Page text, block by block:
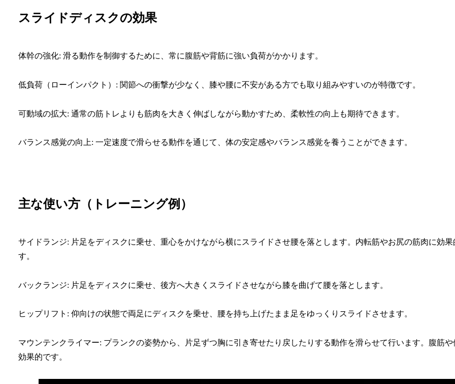
スライドディスクの効果
体幹の強化: 滑る動作を制御するために、常に腹筋や背筋に強い負荷がかかります。
低負荷（ローインパクト）: 関節への衝撃が少なく、膝や腰に不安がある方でも取り組みやすいのが特徴です。
可動域の拡大: 通常の筋トレよりも筋肉を大きく伸ばしながら動かすため、柔軟性の向上も期待できます。
バランス感覚の向上: 一定速度で滑らせる動作を通じて、体の安定感やバランス感覚を養うことができます。
主な使い方（トレーニング例）
サイドランジ: 片足をディスクに乗せ、重心をかけながら横にスライドさせ腰を落とします。内転筋やお尻の筋肉に効果
す。
バックランジ: 片足をディスクに乗せ、後方へ大きくスライドさせながら膝を曲げて腰を落とします。
ヒップリフト: 仰向けの状態で両足にディスクを乗せ、腰を持ち上げたまま足をゆっくりスライドさせます。
マウンテンクライマー: プランクの姿勢から、片足ずつ胸に引き寄せたり戻したりする動作を滑らせて行います。腹筋や
効果的です。